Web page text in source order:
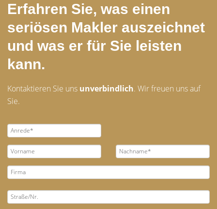
Erfahren Sie, was einen
seriösen Makler auszeichnet
und was er für Sie leisten
kann.
Kontaktieren Sie uns unverbindlich. Wir freuen uns auf
Sie.